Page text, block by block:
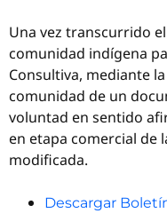
Una vez transcurrido
comunidad indígena
Consultiva, mediante
comunidad de un
voluntad en sentido
en etapa comercial de
modificada.
Descargar